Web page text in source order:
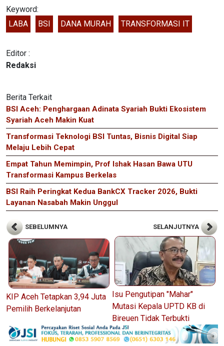
Keyword:
LABA
BSI DANA MURAH TRANSFORMASI IT
Editor :
Redaksi
Berita Terkait
BSI Aceh: Penghargaan Adinata Syariah Bukti Ekosistem
Syariah Aceh Makin Kuat
Transformasi Teknologi BSI Tuntas, Bisnis Digital Siap
Melaju Lebih Cepat
Empat Tahun Memimpin, Prof Ishak Hasan Bawa UTU
Transformasi Kampus Berkelas
BSI Raih Peringkat Kedua BankCX Tracker 2026, Bukti
Layanan Nasabah Makin Unggul
SEBELUMNYA
KIP Aceh Tetapkan 3,94 Juta
Pemilih Berkelanjutan
SELANJUTNYA
Isu Pengutipan "Mahar"
Mutasi Kepala UPTD KB di
Bireuen Tidak Terbukti